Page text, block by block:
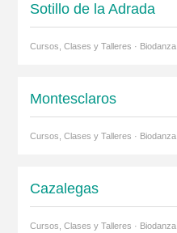
Sotillo de la Adrada
Cursos, Clases y Talleres · Biodanza
Montesclaros
Cursos, Clases y Talleres · Biodanza
Cazalegas
Cursos, Clases y Talleres · Biodanza